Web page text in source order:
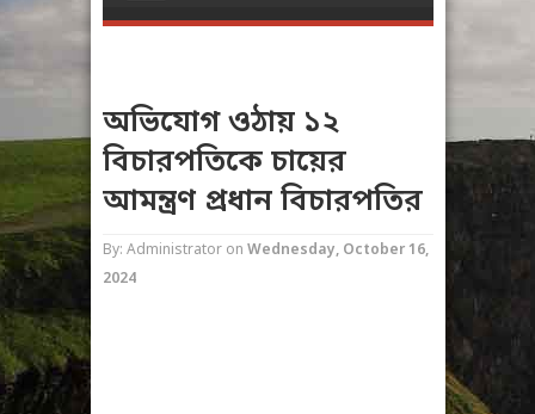
অভিযোগ ওঠায় ১২
বিচারপতিকে চায়ের
আমন্ত্রণ প্রধান বিচারপতির
By: Administrator on Wednesday, October 16,
2024